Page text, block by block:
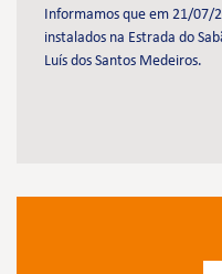
Informamos que em 21/07/
instalados na Estrada do
Luís dos Santos Medeiros.